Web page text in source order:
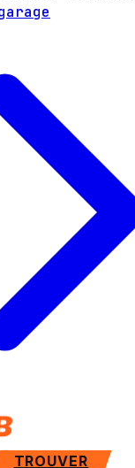
TROUVER